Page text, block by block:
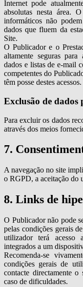
Internet pode
absolutas nesta área.
informáticos não
dados que fluem da
Site.
O Publicador e o
altamente seguras
dados e listas de e-mail
competentes do
têm posse destes acessos.
Exclusão de dados
Para excluir os dados
através dos meios
7.
A navegação no site
o RGPD, a aceitação do
8. Links de
O Publicador não pode
pelas condições gerais
utilizador terá acesso
integrados a um
Recomenda-se
condições gerais de
contacte directamente
caso de dificuldades.